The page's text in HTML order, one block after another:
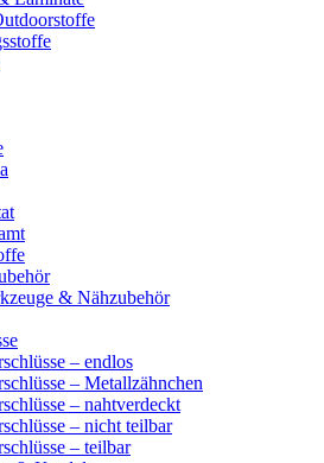
& Nähzubehör
– endlos
– Metallzähnchen
– nahtverdeckt
– nicht teilbar
– teilbar